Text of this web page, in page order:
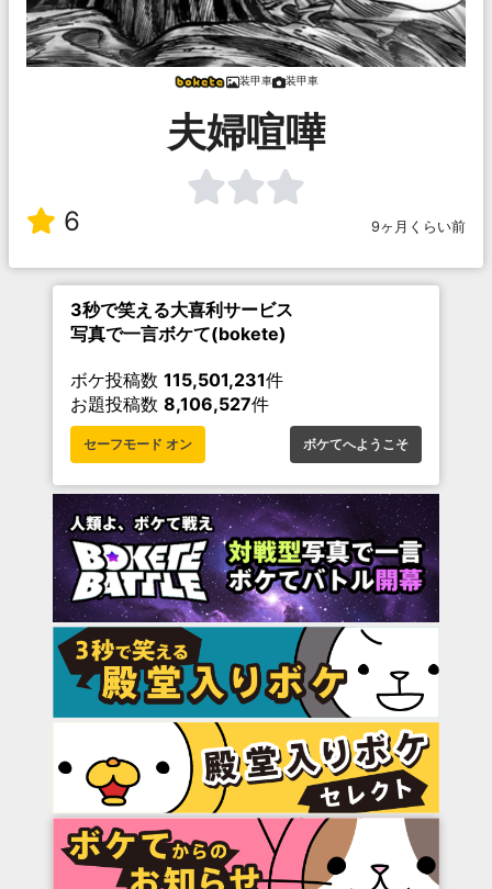
装甲車 装甲車
夫婦喧嘩
6 9ヶ月くらい前
3秒で笑える大喜利サービス
写真で一言ボケて(bokete)
ボケ投稿数 115,501,231件
お題投稿数 8,106,527件
セーフモード オン ボケてへようこそ